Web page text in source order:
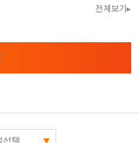
전체보기